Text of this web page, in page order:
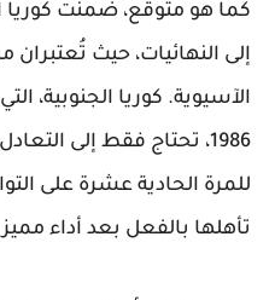
كما هو متوقع، ضمنت كوريا
إلى النهائيات، حيث تُعتبران
الآسيوية. كوريا الجنوبية،
1986، تحتاج فقط إلى
للمرة الحادية عشرة على
تأهلها بالفعل بعد أداء